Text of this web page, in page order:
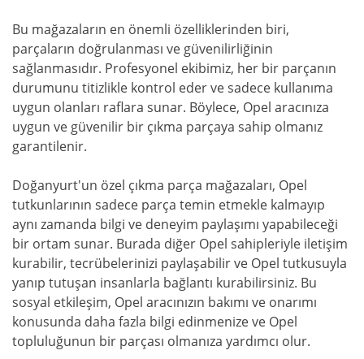
Bu mağazaların en önemli özelliklerinden biri,
parçaların doğrulanması ve güvenilirliğinin
sağlanmasıdır. Profesyonel ekibimiz, her bir parçanın
durumunu titizlikle kontrol eder ve sadece kullanıma
uygun olanları raflara sunar. Böylece, Opel aracınıza
uygun ve güvenilir bir çıkma parçaya sahip olmanız
garantilenir.
Doğanyurt'un özel çıkma parça mağazaları, Opel
tutkunlarının sadece parça temin etmekle kalmayıp
aynı zamanda bilgi ve deneyim paylaşımı yapabileceği
bir ortam sunar. Burada diğer Opel sahipleriyle iletişim
kurabilir, tecrübelerinizi paylaşabilir ve Opel tutkusuyla
yanıp tutuşan insanlarla bağlantı kurabilirsiniz. Bu
sosyal etkileşim, Opel aracınızın bakımı ve onarımı
konusunda daha fazla bilgi edinmenize ve Opel
topluluğunun bir parçası olmanıza yardımcı olur.